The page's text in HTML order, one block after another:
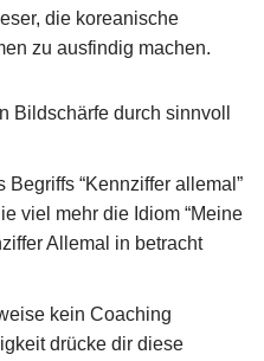
die koreanische
zu ausfindig machen.
Bildschärfe durch sinnvoll
“Kennziffer allemal”
viel mehr die Idiom “Meine
Allemal in betracht
kein Coaching
drücke dir diese